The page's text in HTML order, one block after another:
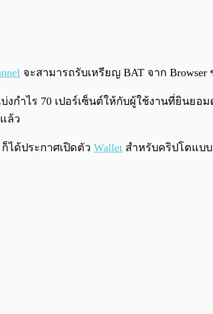
จะสามารถรับเหรียญ BAT จาก Browser
งกำไร 70 เปอร์เซ็นต์ให้กับผู้ใช้งานที่ยินย
ล้ว
ก็ได้ประกาศเปิดตัว Wallet สำหรับคริปโตแบบ